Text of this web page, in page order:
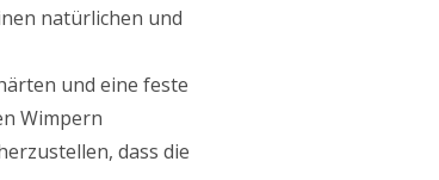
natürlichen und
und eine feste
Wimpern
dass die